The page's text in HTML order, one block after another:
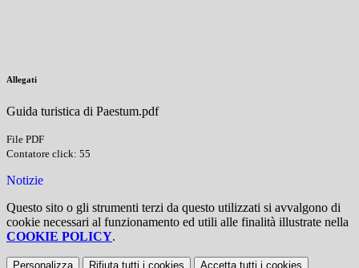
Allegati
Guida turistica di Paestum.pdf
File PDF
Contatore click: 55
Notizie
Questo sito o gli strumenti terzi da questo utilizzati si avvalgono di
cookie necessari al funzionamento ed utili alle finalità illustrate nella
COOKIE POLICY.
Personalizza Rifiuta tutti i cookies Accetta tutti i cookies